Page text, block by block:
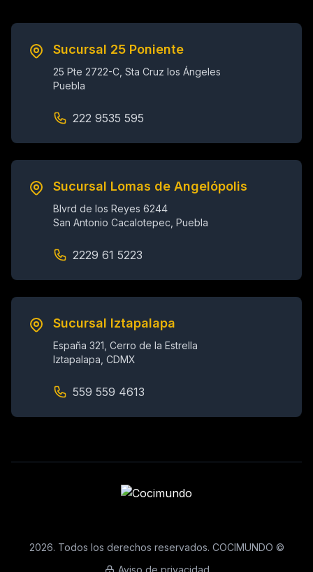
Sucursal 25 Poniente
25 Pte 2722-C, Sta Cruz los Ángeles
Puebla
222 9535 595
Sucursal Lomas de Angelópolis
Blvrd de los Reyes 6244
San Antonio Cacalotepec, Puebla
2229 61 5223
Sucursal Iztapalapa
España 321, Cerro de la Estrella
Iztapalapa, CDMX
559 559 4613
2026. Todos los derechos reservados. COCIMUNDO ©
Aviso de privacidad